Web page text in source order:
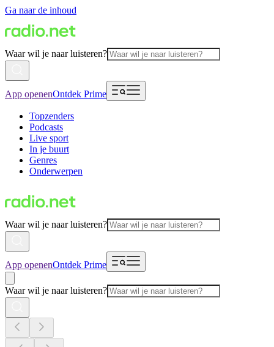
Ga naar de inhoud
Waar wil je naar luisteren?
App openenOntdek Prime
Topzenders
Podcasts
Live sport
In je buurt
Genres
Onderwerpen
Waar wil je naar luisteren?
App openenOntdek Prime
Waar wil je naar luisteren?